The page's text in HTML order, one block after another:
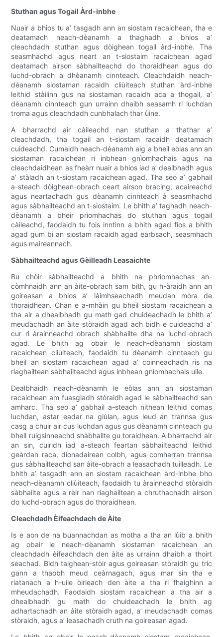
Stuthan agus Togail Àrd-inbhe
Nuair a bhios tu a’ tasgadh ann an siostam racaichean, tha e
deatamach neach-dèanamh a thaghadh a bhios a’
cleachdadh stuthan agus dòighean togail àrd-inbhe. Tha
seasmhachd agus neart an t-siostaim racaichean agad
deatamach airson sàbhailteachd do thoraidhean agus do
luchd-obrach a dhèanamh cinnteach. Cleachdaidh neach-
dèanamh siostaman racaidh cliùiteach stuthan àrd-inbhe
leithid stàilinn gus na siostaman racaidh aca a thogail, a’
dèanamh cinnteach gun urrainn dhaibh seasamh ri luchdan
troma agus cleachdadh cunbhalach thar ùine.
A bharrachd air càileachd nan stuthan a thathar a’
cleachdadh, tha togail an t-siostam racaidh deatamach
cuideachd. Cumaidh neach-dèanamh aig a bheil eòlas ann an
siostaman racaichean ri inbhean gnìomhachais agus na
cleachdaidhean as fheàrr nuair a bhios iad a’ dealbhadh agus
a’ stàladh an t-siostam racaichean agad. Tha seo a’ gabhail
a-steach dòighean-obrach ceart airson bracing, acaireachd
agus neartachadh gus dèanamh cinnteach à seasmhachd
agus sàbhailteachd an t-siostaim. Le bhith a’ taghadh neach-
dèanamh a bheir prìomhachas do stuthan agus togail
càileachd, faodaidh tu fois inntinn a bhith agad fios a bhith
agad gum bi an siostam racaidh agad earbsach, seasmhach
agus maireannach.
Sàbhailteachd agus Gèilleadh Leasaichte
Bu chòir sàbhailteachd a bhith na phrìomhachas an-
còmhnaidh ann an àite-obrach sam bith, gu h-àraidh ann an
goireasan a bhios a’ làimhseachadh meudan mòra de
thoraidhean. Chan e a-mhàin gu bheil siostam racaichean a
tha air a dhealbhadh gu math gad chuideachadh le bhith a’
meudachadh an àite stòraidh agad ach bidh e cuideachd a’
cur ri àrainneachd obrach shàbhailte dha na luchd-obrach
agad. Le bhith ag obair le neach-dèanamh siostam
racaichean cliùiteach, faodaidh tu dèanamh cinnteach gu
bheil an siostam racaichean agad a’ coinneachadh ris na
riaghailtean sàbhailteachd agus inbhean gnìomhachais uile.
Dealbhaidh neach-dèanamh le eòlas ann an siostaman
racaichean am fuasgladh stòraidh agad le sàbhailteachd san
amharc. Tha seo a’ gabhail a-steach nithean leithid comas
luchdan, astar eadar na giùlan, agus leud an trannsa gus
casg a chuir air cus luchdan agus gus dèanamh cinnteach gu
bheil ruigsinneachd shàbhailte gu toraidhean. A bharrachd air
an sin, cuiridh iad a-steach feartan sàbhailteachd leithid
geàrdan raca, dìonadairean colbh, agus comharran trannsa
gus sàbhailteachd san àite-obrach a leasachadh tuilleadh. Le
bhith a’ tasgadh ann an siostam racaichean àrd-inbhe bho
neach-dèanamh cliùiteach, faodaidh tu àrainneachd stòraidh
sàbhailte agus a rèir nan riaghailtean a chruthachadh airson
do luchd-obrach agus do thoraidhean.
Cleachdadh Èifeachdach de Àite
Is e aon de na buannachdan as motha a tha an lùib a bhith
ag obair le neach-dèanamh siostaman racaichean an
cleachdadh èifeachdach den àite as urrainn dhaibh a thoirt
seachad. Bidh taighean-stòir agus goireasan stòraidh gu tric
gann a thaobh meud ceàrnagach, agus mar sin tha e
riatanach a h-uile òirleach den àite a tha ri fhaighinn a
mheudachadh. Faodaidh siostam racaichean a tha air a
dhealbhadh gu math do chuideachadh le bhith ag
adhartachadh an àite stòraidh agad, a’ meudachadh comas
stòraidh, agus a’ leasachadh cruth na goireasan agad.